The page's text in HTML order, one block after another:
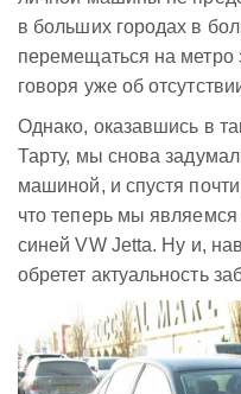
в больших городах в
перемещаться на метро
говоря уже об
Однако, оказавшись в
Тарту, мы снова
машиной, и спустя
что теперь мы
синей VW Jetta. Ну и,
обретет актуальность